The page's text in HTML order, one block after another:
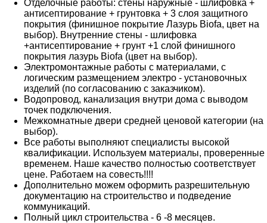
Отделочные работы: стены наружные - шлифовка +
антисептирование + грунтовка + 3 слоя защитного
покрытия (финишное покрытие Лазурь Biofa, цвет на
выбор). Внутренние стены - шлифовка
+антисептирование + грунт +1 слой финишного
покрытия лазурь Biofa (цвет на выбор).
Электромонтажные работы с материалами, с
логическим размещением электро - установочных
изделий (по согласованию с заказчиком).
Водопровод, канализация внутри дома с выводом
точек подключения.
Межкомнатные двери средней ценовой категории (на
выбор).
Все работы выполняют специалисты высокой
квалификации. Используем материалы, проверенные
временем. Наше качество полностью соответствует
цене. Работаем на совесть!!!!
Дополнительно можем оформить разрешительную
документацию на строительство и подведение
коммуникаций.
Полный цикл строительства - 6 -8 месяцев.